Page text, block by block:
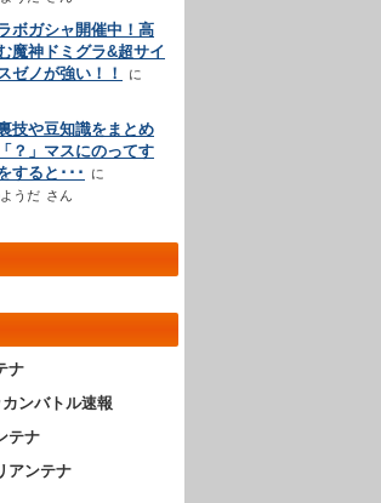
ボガシャ開催中！高
魔神ドミグラ&超サイ
ゼノが強い！！
技や豆知識をまとめ
？」マスにのってす
すると･･･
うだ さん
ナ
ンバトル速報
テナ
アンテナ